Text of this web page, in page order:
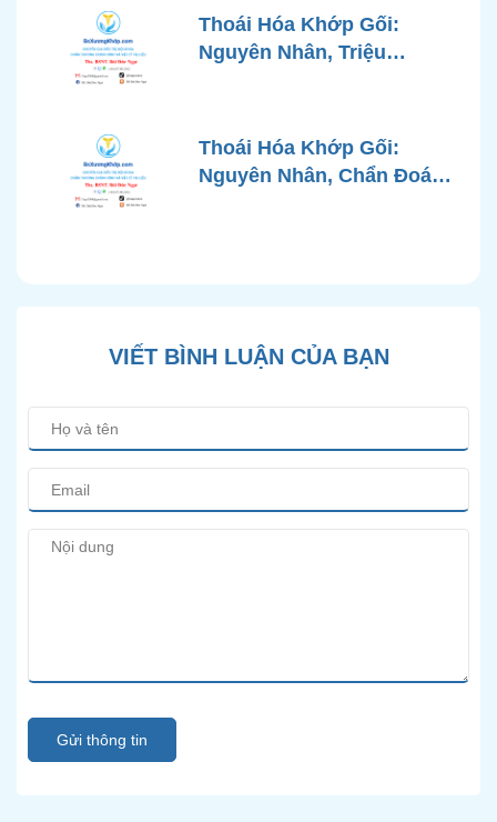
Góc Nhìn Bác Sĩ Xương
Khớp
Thoái Hóa Khớp Gối:
Nguyên Nhân, Triệu
Chuẩn Y Khoa
Thoái Hóa Khớp Gối:
Nguyên Nhân, Chẩn Đoán
VIẾT BÌNH LUẬN CỦA BẠN
Gửi thông tin